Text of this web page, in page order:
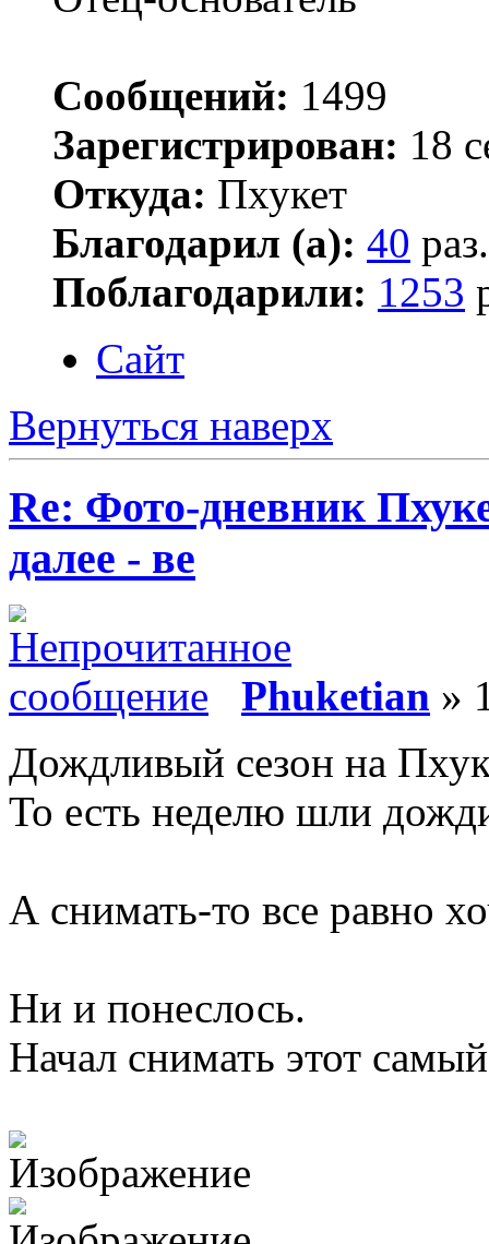
Сообщений: 1499
Зарегистрирован: 18
Откуда: Пхукет
Благодарил (а): 40 раз.
Поблагодарили: 1253
Сайт
Вернуться наверх
Re: Фото-дневник
далее - ве
Phuketian »
Дождливый сезон на
То есть неделю шли
А снимать-то все равно
Ни и понеслось.
Начал снимать этот